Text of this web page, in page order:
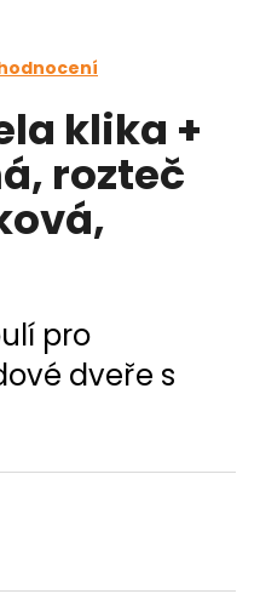
klika +
rozteč
pro
dveře s